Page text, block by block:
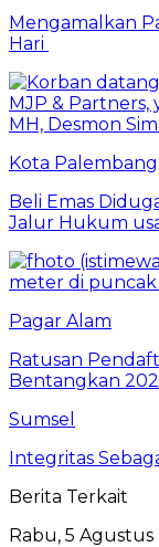
Mengamalkan
Hari
Kota Palembang
Beli Emas
Jalur Hukum
Pagar Alam
Ratusan
Bentangkan
Sumsel
Integritas
Berita Terkait
Rabu, 5 Agustus